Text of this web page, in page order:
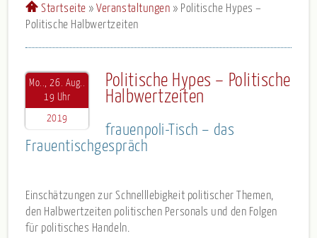
Startseite »Veranstaltungen » Politische Hypes –
Politische Halbwertzeiten
Mo.., 26. Aug..
19 Uhr
2019
Politische Hypes – Politische
Halbwertzeiten
frauenpoli-Tisch – das
Frauentischgespräch
Einschätzungen zur Schnelllebigkeit politischer Themen,
den Halbwertzeiten politischen Personals und den Folgen
für politisches Handeln.